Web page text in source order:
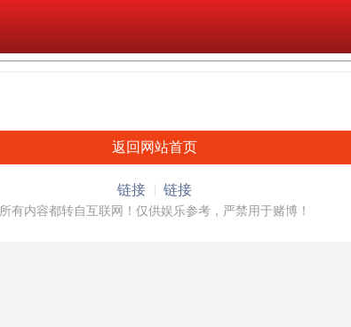
返回网站首页
链接 链接
所有内容都转自互联网！仅供娱乐参考，严禁用于赌博！